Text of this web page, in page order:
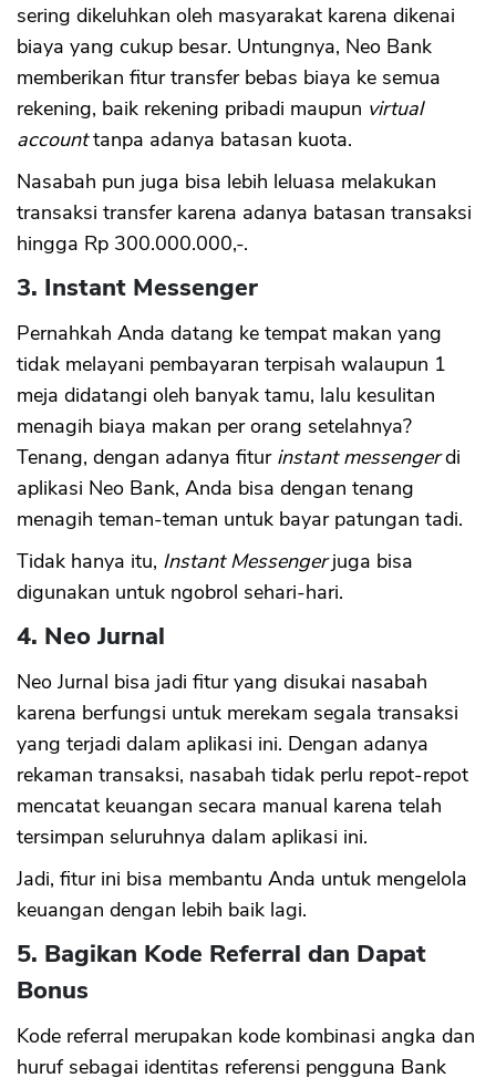
sering dikeluhkan oleh masyarakat karena dikenai
biaya yang cukup besar. Untungnya, Neo Bank
memberikan fitur transfer bebas biaya ke semua
rekening, baik rekening pribadi maupun virtual
accounttanpa adanya batasan kuota.
Nasabah pun juga bisa lebih leluasa melakukan
transaksi transfer karena adanya batasan transaksi
hingga Rp 300.000.000,-.
3. Instant Messenger
Pernahkah Anda datang ke tempat makan yang
tidak melayani pembayaran terpisah walaupun 1
meja didatangi oleh banyak tamu, lalu kesulitan
menagih biaya makan per orang setelahnya?
Tenang, dengan adanya fitur instant messengerdi
aplikasi Neo Bank, Anda bisa dengan tenang
menagih teman-teman untuk bayar patungan tadi.
Tidak hanya itu, Instant Messengerjuga bisa
digunakan untuk ngobrol sehari-hari.
4. Neo Jurnal
Neo Jurnal bisa jadi fitur yang disukai nasabah
karena berfungsi untuk merekam segala transaksi
yang terjadi dalam aplikasi ini. Dengan adanya
rekaman transaksi, nasabah tidak perlu repot-repot
mencatat keuangan secara manual karena telah
tersimpan seluruhnya dalam aplikasi ini.
Jadi, fitur ini bisa membantu Anda untuk mengelola
keuangan dengan lebih baik lagi.
5. Bagikan Kode Referral dan Dapat
Bonus
Kode referral merupakan kode kombinasi angka dan
huruf sebagai identitas referensi pengguna Bank